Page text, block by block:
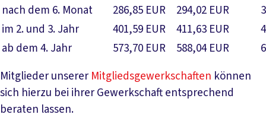
nach dem 6. Monat 286,85 EUR 294,02 EUR
im 2. und 3. Jahr
401,59 EUR 411,63 EUR
ab dem 4. Jahr
573,70 EUR 588,04 EUR
Mitglieder unserer Mitgliedsgewerkschaften können
sich hierzu bei ihrer Gewerkschaft entsprechend
beraten lassen.